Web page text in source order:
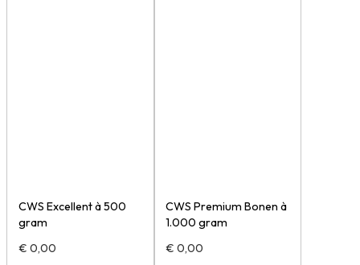
CWS Excellent à 500
gram
€ 0,00
CWS Premium Bonen à
1.000 gram
€ 0,00